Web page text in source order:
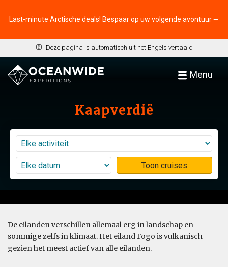
Last-minute Arctische deals! Bespaar op uw volgende avontuur ⭢
Deze pagina is automatisch uit het Engels vertaald
Menu
Kaapverdië
Toon cruises
De eilanden verschillen allemaal erg in landschap en
sommige zelfs in klimaat. Het eiland Fogo is vulkanisch
gezien het meest actief van alle eilanden.